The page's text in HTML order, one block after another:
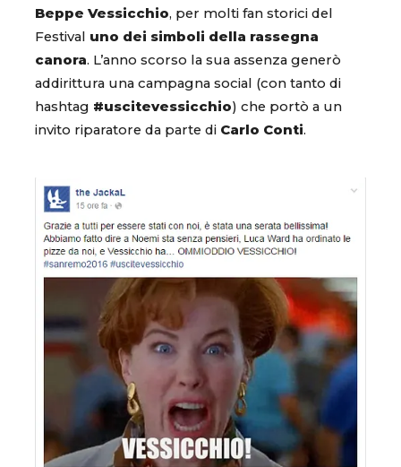
Beppe Vessicchio, per molti fan storici del
Festival uno dei simboli della rassegna
canora. L’anno scorso la sua assenza generò
addirittura una campagna social (con tanto di
hashtag #uscitevessicchio) che portò a un
invito riparatore da parte di Carlo Conti.